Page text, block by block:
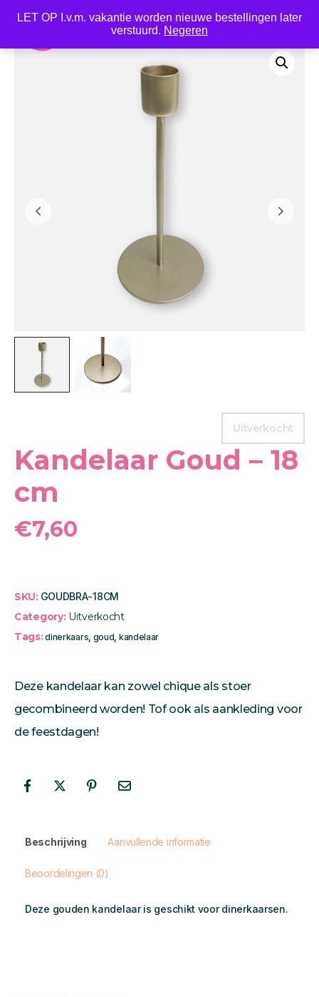
LET OP I.v.m. vakantie worden nieuwe bestellingen later
verstuurd. Negeren
Uitverkocht
Kandelaar Goud – 18
cm
€7,60
SKU: GOUDBRA-18CM
Category: Uitverkocht
Tags:dinerkaars, goud, kandelaar
Deze kandelaar kan zowel chique als stoer
gecombineerd worden! Tof ook als aankleding voor
de feestdagen!
Beschrijving Aanvullende informatie
Beoordelingen (0)
Deze gouden kandelaar is geschikt voor dinerkaarsen.